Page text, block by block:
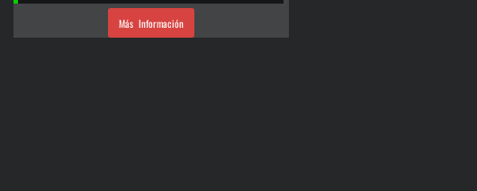
Más Información